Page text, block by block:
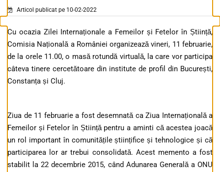
Articol publicat pe 10-02-2022
Cu ocazia Zilei Internaționale a Femeilor și Fetelor în Știință,
Comisia Națională a României organizează vineri, 11 februarie,
de la orele 11.00, o masă rotundă virtuală, la care vor participa
câteva tinere cercetătoare din institute de profil din București,
Constanța și Cluj.
Ziua de 11 februarie a fost desemnată ca Ziua Internațională a
Femeilor și Fetelor în Știință pentru a aminti că acestea joacă
un rol important în comunitățile științifice și tehnologice și că
participarea lor ar trebui consolidată. Acest memento a fost
stabilit la 22 decembrie 2015, când Adunarea Generală a ONU